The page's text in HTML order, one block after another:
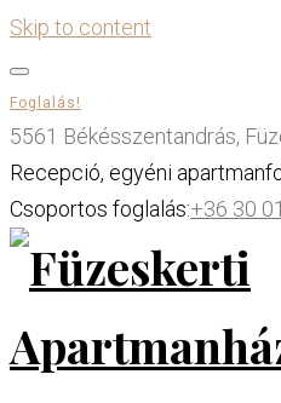
Skip to content
Foglalás!
5561 Békésszentandrás,
Recepció, egyéni
Csoportos foglalás:+36 30